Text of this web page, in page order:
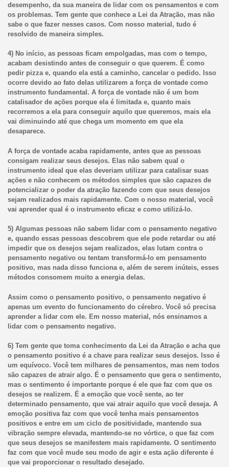
desempenho, da sua maneira de lidar com os pensamentos e com
os problemas. Tem gente que conhece a Lei da Atração, mas não
sabe o que fazer nesses casos. Com nosso material, tudo é
resolvido de maneira simples.
4) No início, as pessoas ficam empolgadas, mas com o tempo,
acabam desistindo antes de conseguir o que querem. É como
pedir pizza e, quando ela está a caminho, cancelar o pedido. Isso
ocorre devido ao fato delas utilizarem a força de vontade como
instrumento fundamental. A força de vontade não é um bom
catalisador de ações porque ela é limitada e, quanto mais
recorremos a ela para conseguir aquilo que queremos, mais ela
vai diminuindo até que chega um momento em que ela
desaparece.
A força de vontade acaba rapidamente, antes que as pessoas
consigam realizar seus desejos. Elas não sabem qual o
instrumento ideal que elas deveriam utilizar para catalisar suas
ações e não conhecem os métodos simples que são capazes de
potencializar o poder da atração fazendo com que seus desejos
sejam realizados mais rapidamente. Com o nosso material, você
vai aprender qual é o instrumento eficaz e como utilizá-lo.
5) Algumas pessoas não sabem lidar com o pensamento negativo
e, quando essas pessoas descobrem que ele pode retardar ou até
impedir que os desejos sejam realizados, elas lutam contra o
pensamento negativo ou tentam transformá-lo em pensamento
positivo, mas nada disso funciona e, além de serem inúteis, esses
métodos consomem muito a energia delas.
Assim como o pensamento positivo, o pensamento negativo é
apenas um evento do funcionamento do cérebro. Você só precisa
aprender a lidar com ele. Em nosso material, nós ensinamos a
lidar com o pensamento negativo.
6) Tem gente que toma conhecimento da Lei da Atração e acha que
o pensamento positivo é a chave para realizar seus desejos. Isso é
um equívoco. Você tem milhares de pensamentos, mas nem todos
são capazes de atrair algo. É o pensamento que gera o sentimento,
mas o sentimento é importante porque é ele que faz com que os
desejos se realizem. É a emoção que você sente, ao ter
determinado pensamento, que vai atrair aquilo que você deseja. A
emoção positiva faz com que você tenha mais pensamentos
positivos e entre em um ciclo de positividade, mantendo sua
vibração sempre elevada, mantendo-se no vórtice, o que faz com
que seus desejos se manifestem mais rapidamente. O sentimento
faz com que você mude seu modo de agir e esta ação diferente é
que vai proporcionar o resultado desejado.